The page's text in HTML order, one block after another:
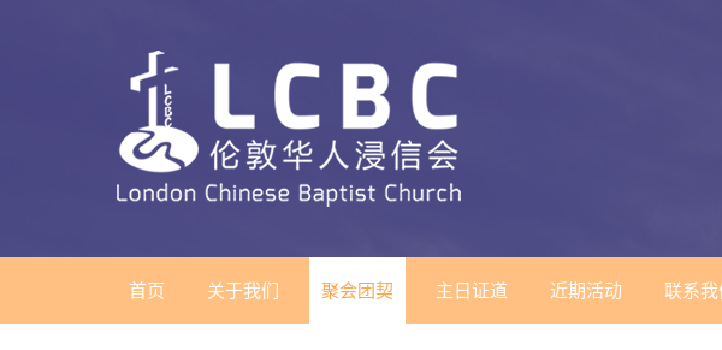
首页 关于我们 聚会团契 主日证道 近期活动 联系我